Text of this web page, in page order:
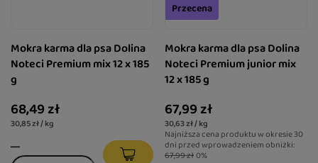
Mokra karma dla psa Dolina
Noteci Premium mix 12 x 185
g
68,49 zł
30,85 zł / kg
Przecena
Mokra karma dla psa Dolina
Noteci Premium junior mix
12 x 185 g
67,99 zł
30,63 zł / kg
Najniższa cena produktu w okresie 30
dni przed wprowadzeniem obniżki:
67,99 zł0%